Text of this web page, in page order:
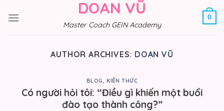
DOAN VŨ
Master Coach GEIN Academy
0
AUTHOR ARCHIVES: DOAN VŨ
BLOG,KIẾN THỨC
Có người hỏi tôi: “Điều gì khiến một buổi
đào tạo thành công?”